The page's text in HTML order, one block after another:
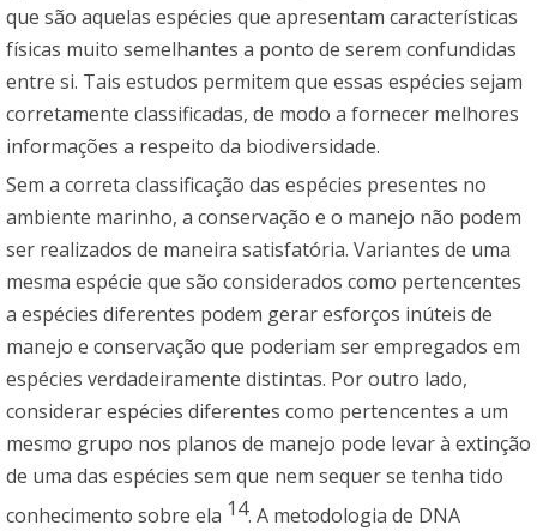
que são aquelas espécies que apresentam características
físicas muito semelhantes a ponto de serem confundidas
entre si. Tais estudos permitem que essas espécies sejam
corretamente classificadas, de modo a fornecer melhores
informações a respeito da biodiversidade.
Sem a correta classificação das espécies presentes no
ambiente marinho, a conservação e o manejo não podem
ser realizados de maneira satisfatória. Variantes de uma
mesma espécie que são considerados como pertencentes
a espécies diferentes podem gerar esforços inúteis de
manejo e conservação que poderiam ser empregados em
espécies verdadeiramente distintas. Por outro lado,
considerar espécies diferentes como pertencentes a um
mesmo grupo nos planos de manejo pode levar à extinção
de uma das espécies sem que nem sequer se tenha tido
conhecimento sobre ela 14. A metodologia de DNA